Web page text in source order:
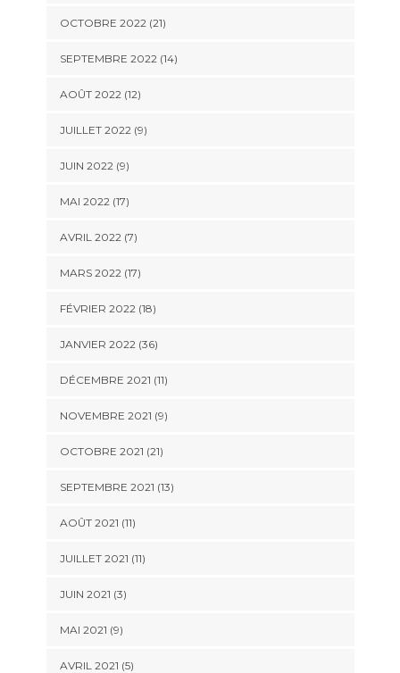
OCTOBRE 2022 (21)
SEPTEMBRE 2022 (14)
AOÛT 2022 (12)
JUILLET 2022 (9)
JUIN 2022 (9)
MAI 2022 (17)
AVRIL 2022 (7)
MARS 2022 (17)
FÉVRIER 2022 (18)
JANVIER 2022 (36)
DÉCEMBRE 2021 (11)
NOVEMBRE 2021 (9)
OCTOBRE 2021 (21)
SEPTEMBRE 2021 (13)
AOÛT 2021 (11)
JUILLET 2021 (11)
JUIN 2021 (3)
MAI 2021 (9)
AVRIL 2021 (5)